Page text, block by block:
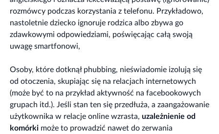
rozmówcy podczas korzystania z telefonu. Przykładowo,
nastoletnie dziecko ignoruje rodzica albo zbywa go
zdawkowymi odpowiedziami, poświęcając całą swoją
uwagę smartfonowi,
Osoby, które dotknął phubbing, nieświadomie izolują się
od otoczenia, skupiając się na relacjach internetowych
(może być to na przykład aktywność na facebookowych
grupach itd.). Jeśli stan ten się przedłuża, a zaangażowanie
użytkownika w relacje online wzrasta, uzależnienie od
komórki może to prowadzić nawet do zerwania